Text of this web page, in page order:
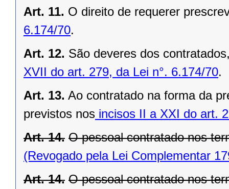
Art. 11. O direito de requerer
6.174/70.
Art. 12. São deveres dos
XVII do art. 279, da Lei n°. 6.174/70.
Art. 13. Ao contratado na forma da
previstos nos incisos II a XXI do art.
Art. 14. O pessoal contratado nos
(Revogado pela Lei Complementar
Art. 14. O pessoal contratado nos